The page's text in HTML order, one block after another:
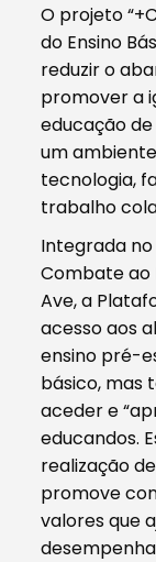
O projeto
do Ensino
reduzir o
promover a
educação
um
tecnologia,
trabalho
Integrada
Combate ao
Ave, a
acesso aos
ensino pré-
básico, mas
aceder e
educandos.
realização
promove
valores que